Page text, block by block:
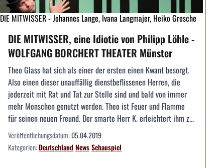
DIE MITWISSER - Johannes Lange, Ivana Langmajer, Heiko Grosche
DIE MITWISSER, eine Idiotie von Philipp Löhle -
WOLFGANG BORCHERT THEATER Münster
Theo Glass hat sich als einer der ersten einen Kwant besorgt.
Also einen dieser unauffällig dienstbeflissenen Herren, die
jederzeit mit Rat und Tat zur Stelle sind und bald von immer
mehr Menschen genutzt werden. Theo ist Feuer und Flamme
für seinen neuen Freund. Der smarte Herr K. erleichtert ihm z...
Veröffentlichungsdatum:05.04.2019
Kategorien:DeutschlandNewsSchauspiel